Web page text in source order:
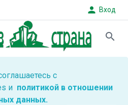
person Вход
search
с
и политикой в отношении
данных.